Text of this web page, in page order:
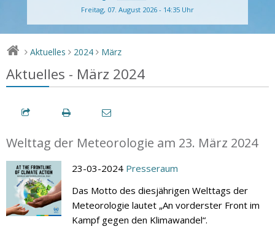
Freitag, 07. August 2026 - 14:35 Uhr
> Aktuelles > 2024 > März
Aktuelles - März 2024
Welttag der Meteorologie am 23. März 2024
23-03-2024 Presseraum
Das Motto des diesjährigen Welttags der
Meteorologie lautet „An vorderster Front im
Kampf gegen den Klimawandel“.